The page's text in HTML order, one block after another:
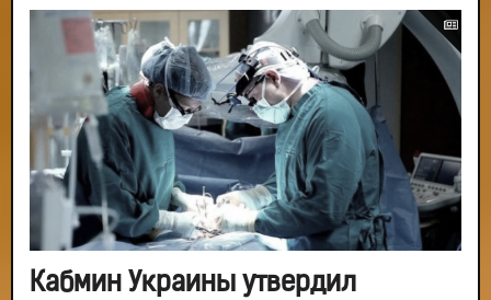
Кабмин Украины утвердил